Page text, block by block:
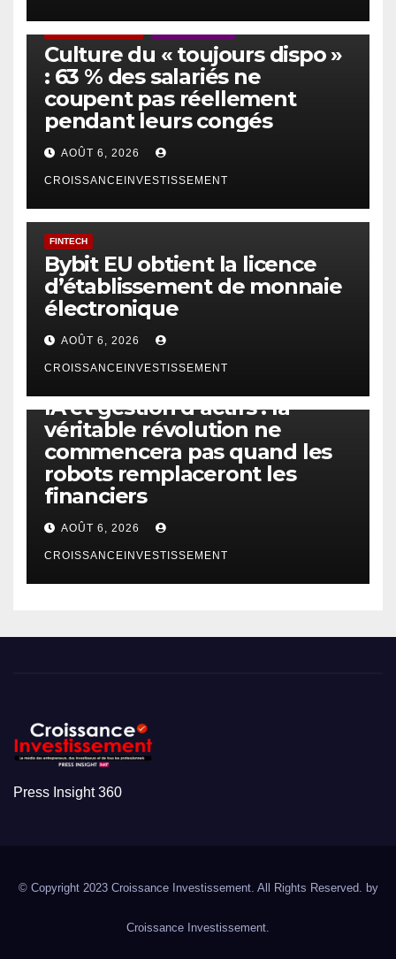
Culture du « toujours dispo »
: 63 % des salariés ne
coupent pas réellement
pendant leurs congés
AOÛT 6, 2026
CROISSANCEINVESTISSEMENT
FINTECH
Bybit EU obtient la licence
d’établissement de monnaie
électronique
AOÛT 6, 2026
CROISSANCEINVESTISSEMENT
IA et gestion d’actifs : la
véritable révolution ne
commencera pas quand les
robots remplaceront les
financiers
AOÛT 6, 2026
CROISSANCEINVESTISSEMENT
Press Insight 360
© Copyright 2023 Croissance Investissement. All Rights Reserved. by
Croissance Investissement.